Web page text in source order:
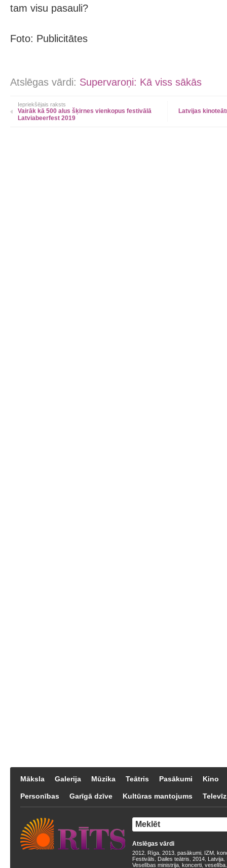
tam visu pasauli?
Foto: Publicitātes
Atslēgas vārdi: Supervaroņi: Kā viss sākās
Iepriekšējais raksts
Vairāk kā 500 alus šķirnes vienkopus festivālā
Latviabeerfest 2019
Latvijas
Māksla Galerija Mūzika Teātris Pasākumi Kino
Personības Garīgā dzīve Kultūras mantojums
Atslēgas vārdi
2012 Rīga 2013 pasākumi IZM
Festivāls
Dailes teātris 2014 Latvija
Veselības ministrija koncerti veselība